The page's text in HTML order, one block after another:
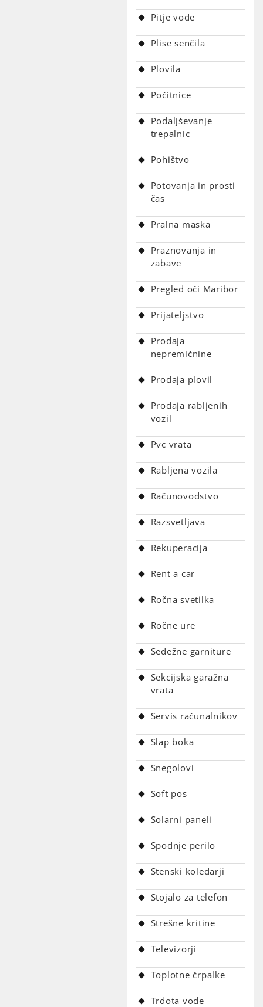
Pitje vode
Plise senčila
Plovila
Počitnice
Podaljševanje
trepalnic
Pohištvo
Potovanja in prosti
čas
Pralna maska
Praznovanja in
zabave
Pregled oči Maribor
Prijateljstvo
Prodaja
nepremičnine
Prodaja plovil
Prodaja rabljenih
vozil
Pvc vrata
Rabljena vozila
Računovodstvo
Razsvetljava
Rekuperacija
Rent a car
Ročna svetilka
Ročne ure
Sedežne garniture
Sekcijska garažna
vrata
Servis računalnikov
Slap boka
Snegolovi
Soft pos
Solarni paneli
Spodnje perilo
Stenski koledarji
Stojalo za telefon
Strešne kritine
Televizorji
Toplotne črpalke
Trdota vode